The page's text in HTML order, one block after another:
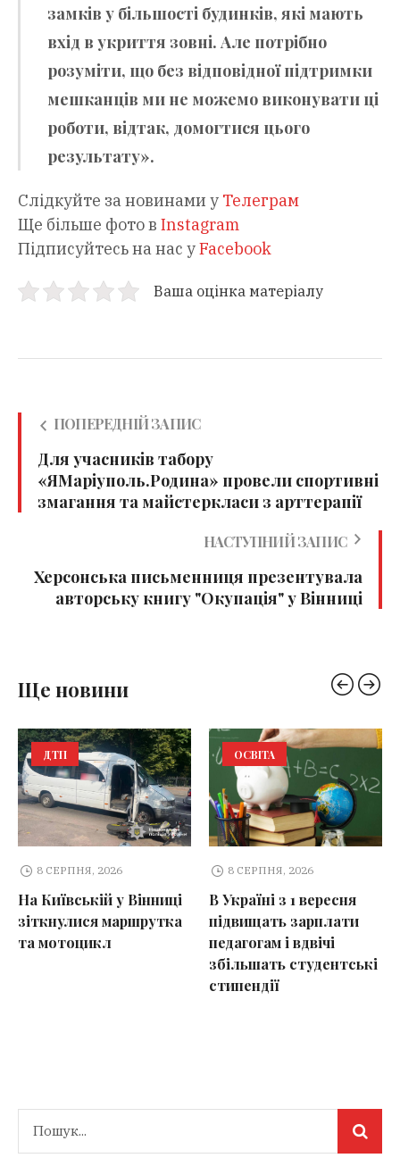
замків у більшості будинків, які мають
вхід в укриття зовні. Але потрібно
розуміти, що без відповідної підтримки
мешканців ми не можемо виконувати ці
роботи, відтак, домогтися цього
результату».
Слідкуйте за новинами у Телеграм
Ще більше фото в Instagram
Підписуйтесь на нас уFacebook
Ваша оцінка матеріалу
ПОПЕРЕДНІЙ ЗАПИС
Для учасників табору
«ЯМаріуполь.Родина» провели спортивні
змагання та майстеркласи з арттерапії
НАСТУПНИЙ ЗАПИС
Херсонська письменниця презентувала
авторську книгу "Окупація" у Вінниці
Ще новини
ДТП
8 СЕРПНЯ, 2026
На Київській у Вінниці
зіткнулися маршрутка
та мотоцикл
ОСВІТА
8 СЕРПНЯ, 2026
В Україні з 1 вересня
підвищать зарплати
педагогам і вдвічі
збільшать студентські
стипендії